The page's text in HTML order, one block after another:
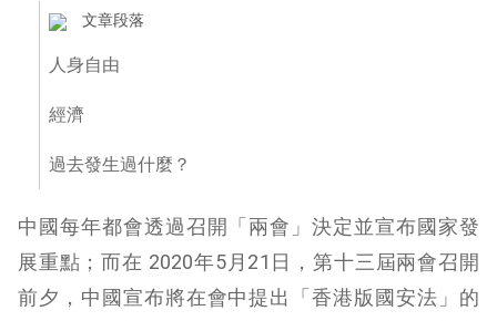
文章段落
人身自由
經濟
過去發生過什麼？
中國每年都會透過召開「兩會」決定並宣布國家發
展重點；而在 2020年5月21日，第十三屆兩會召開
前夕，中國宣布將在會中提出「香港版國安法」的